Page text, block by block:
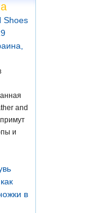
Shoes
and
и
в